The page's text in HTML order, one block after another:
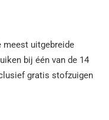
meest uitgebreide
bij één van de 14
gratis stofzuigen